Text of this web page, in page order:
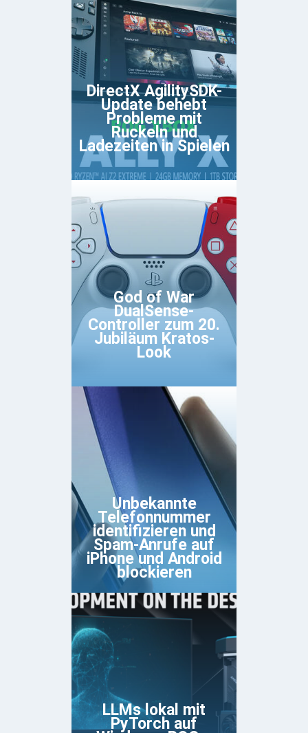
DirectX AgilitySDK-
Update behebt
Probleme mit
Ruckeln und
Ladezeiten in Spielen
God of War
DualSense-
Controller zum 20.
Jubiläum Kratos-
Look
Unbekannte
Telefonnummer
identifizieren und
Spam-Anrufe auf
iPhone und Android
blockieren
LLMs lokal mit
PyTorch auf